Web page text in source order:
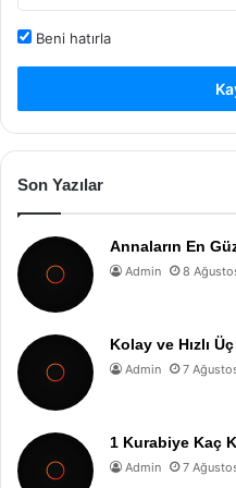
Beni hatırla
Son Yazılar
Annaların En
Admin 8
Kolay ve Hızlı
Admin 7
1 Kurabiye Kaç
Admin 7